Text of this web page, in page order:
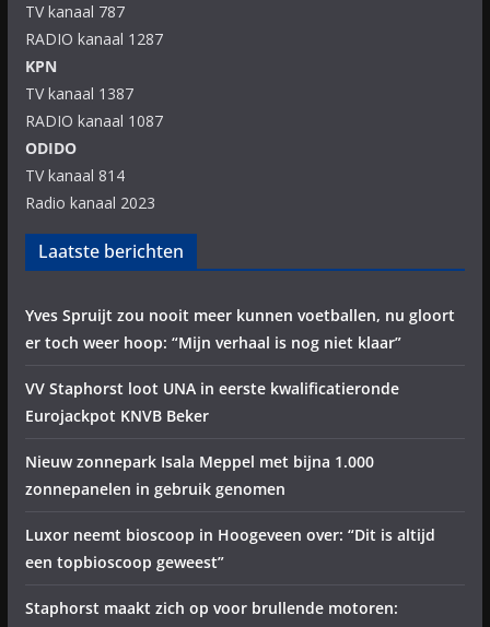
TV kanaal 787
RADIO kanaal 1287
KPN
TV kanaal 1387
RADIO kanaal 1087
ODIDO
TV kanaal 814
Radio kanaal 2023
Laatste berichten
Yves Spruijt zou nooit meer kunnen voetballen, nu gloort
er toch weer hoop: “Mijn verhaal is nog niet klaar”
VV Staphorst loot UNA in eerste kwalificatieronde
Eurojackpot KNVB Beker
Nieuw zonnepark Isala Meppel met bijna 1.000
zonnepanelen in gebruik genomen
Luxor neemt bioscoop in Hoogeveen over: “Dit is altijd
een topbioscoop geweest”
Staphorst maakt zich op voor brullende motoren: